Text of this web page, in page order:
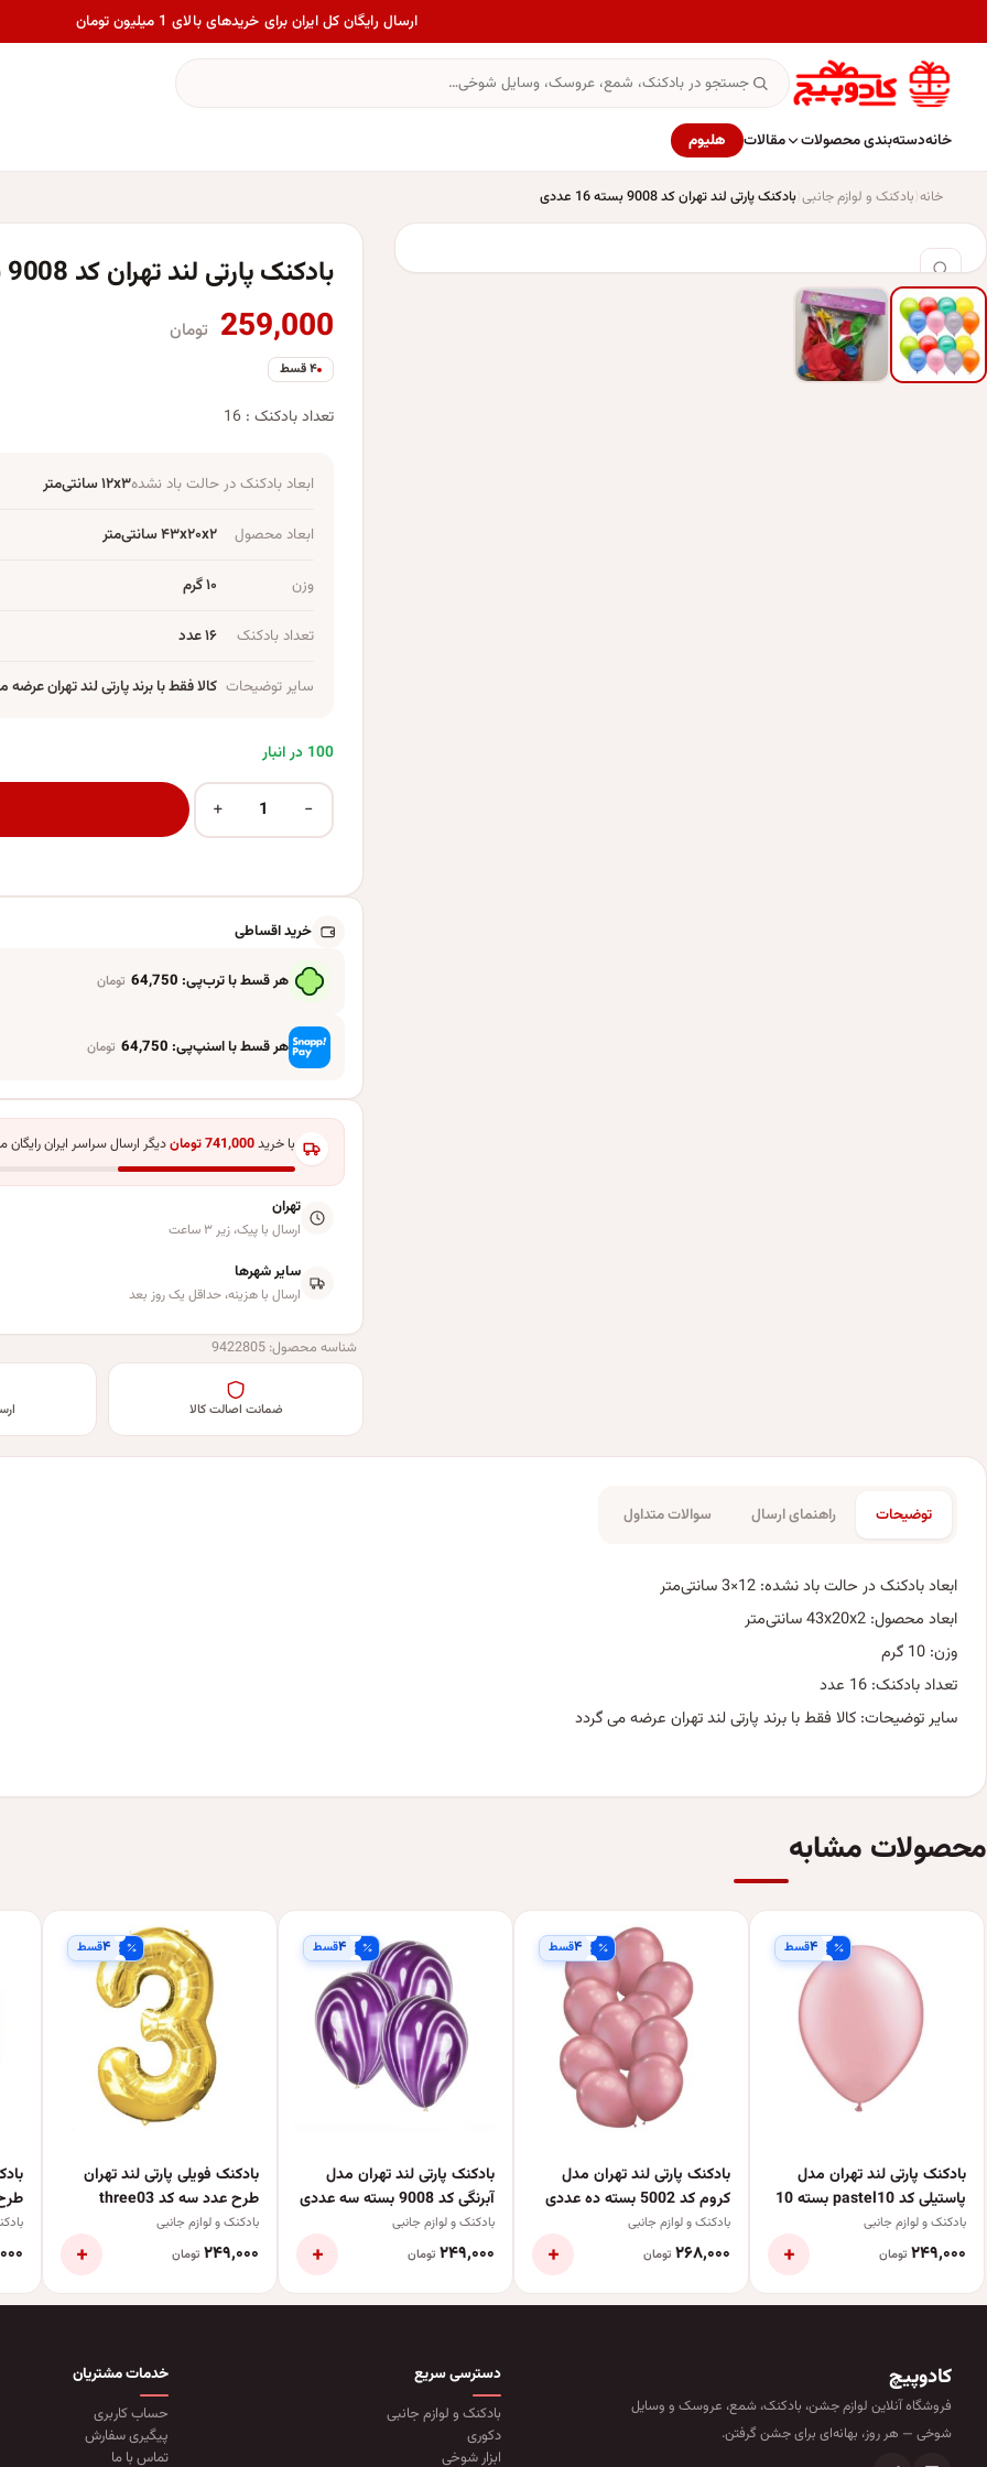
ارسال رایگان کل ایران برای خریدهای بالای 1 میلیون تومان
خانهدسته‌بندی محصولات مقالات هلیوم
خانه بادکنک و لوازم جانبی بادکنک پارتی لند تهران کد 9008 بسته 16 عددی
بادکنک پارتی لند تهران کد 9008 بسته 16 عددی
259,000 تومان
۴ قسط
تعداد بادکنک : 16
ابعاد بادکنک در حالت باد نشده۱۲x۳ سانتی‌متر
ابعاد محصول ۴۳x۲۰x۲ سانتی‌متر
وزن ۱۰ گرم
تعداد بادکنک ۱۶ عدد
سایر توضیحات کالا فقط با برند پارتی لند تهران عرضه
100 در انبار
بادکنک پارتی لند تهران کد 9008 بسته 16 عددی عدد
−
+
خرید اقساطی
هر قسط با ترب‌پی: 64,750 تومان
هر قسط با اسنپ‌پی: 64,750 تومان
با خرید741,000توماندیگر ارسال سراسر ایران
تهران
ارسال با پیک، زیر ۳ ساعت
سایر شهرها
ارسال با هزینه، حداقل یک روز بعد
شناسه محصول:9422805
ضمانت اصالت کالا
توضیحات راهنمای ارسال سوالات متداول
ابعاد بادکنک در حالت باد نشده: 12×3 سانتی‌متر
ابعاد محصول: 43x20x2 سانتی‌متر
وزن: 10 گرم
تعداد بادکنک: 16 عدد
سایر توضیحات: کالا فقط با برند پارتی لند تهران عرضه می گردد
محصولات مشابه
۴قسط
بادکنک پارتی لند تهران مدل
پاستیلی کد pastel10 بسته 10
عددی
بادکنک و لوازم جانبی
۲۴۹٬۰۰۰ تومان +
۴قسط
بادکنک پارتی لند تهران مدل
کروم کد 5002 بسته ده عددی
بادکنک و لوازم جانبی
۲۶۸٬۰۰۰ تومان +
۴قسط
بادکنک پارتی لند تهران مدل
آبرنگی کد 9008 بسته سه عددی
بادکنک و لوازم جانبی
۲۴۹٬۰۰۰ تومان +
۴قسط
بادکنک فویلی پارتی لند تهران
طرح عدد سه کد three03
بادکنک و لوازم جانبی
۲۴۹٬۰۰۰ تومان +
کادوپیچ
فروشگاه آنلاین لوازم جشن، بادکنک، شمع، عروسک و وسایل
شوخی — هر روز، بهانه‌ای برای جشن گرفتن.
دسترسی سریع
بادکنک و لوازم جانبی
دکوری
ابزار شوخی
خدمات مشتریان
حساب کاربری
پیگیری سفارش
تماس با ما